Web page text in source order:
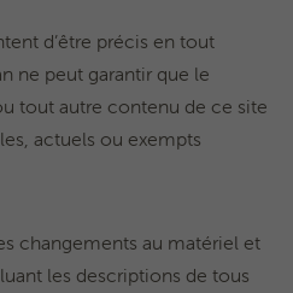
d’être précis en tout
ne peut garantir que le
tout autre contenu de ce site
actuels ou exempts
changements au matériel et
les descriptions de tous